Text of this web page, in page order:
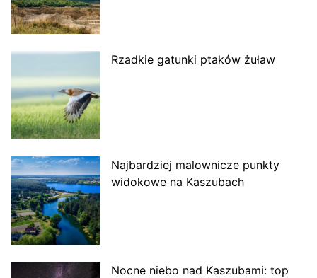
Rzadkie gatunki ptaków żuław
Najbardziej malownicze punkty
widokowe na Kaszubach
Nocne niebo nad Kaszubami: top